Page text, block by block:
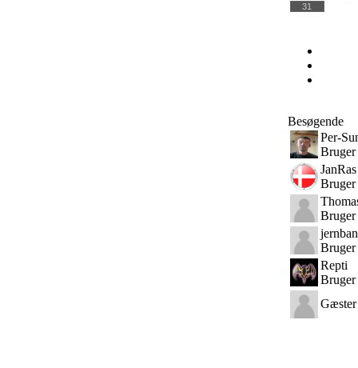
31
Besøgende
Per-
Bruger
JanRas
Bruger
Bruger
Bruger
Repti
Bruger